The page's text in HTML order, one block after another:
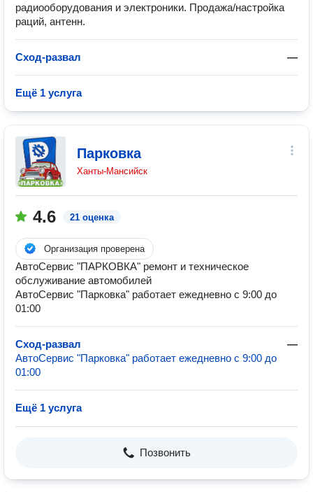
радиооборудования и электроники. Продажа/настройка
раций, антенн.
Сход-развал —
Ещё 1 услуга
Парковка
Ханты-Мансийск
4.6 21 оценка
Организация проверена
АвтоСервис "ПАРКОВКА" ремонт и техническое
обслуживание автомобилей
АвтоСервис "Парковка" работает ежедневно с 9:00 до
01:00
Сход-развал
—
АвтоСервис "Парковка" работает ежедневно с 9:00 до
01:00
Ещё 1 услуга
Позвонить